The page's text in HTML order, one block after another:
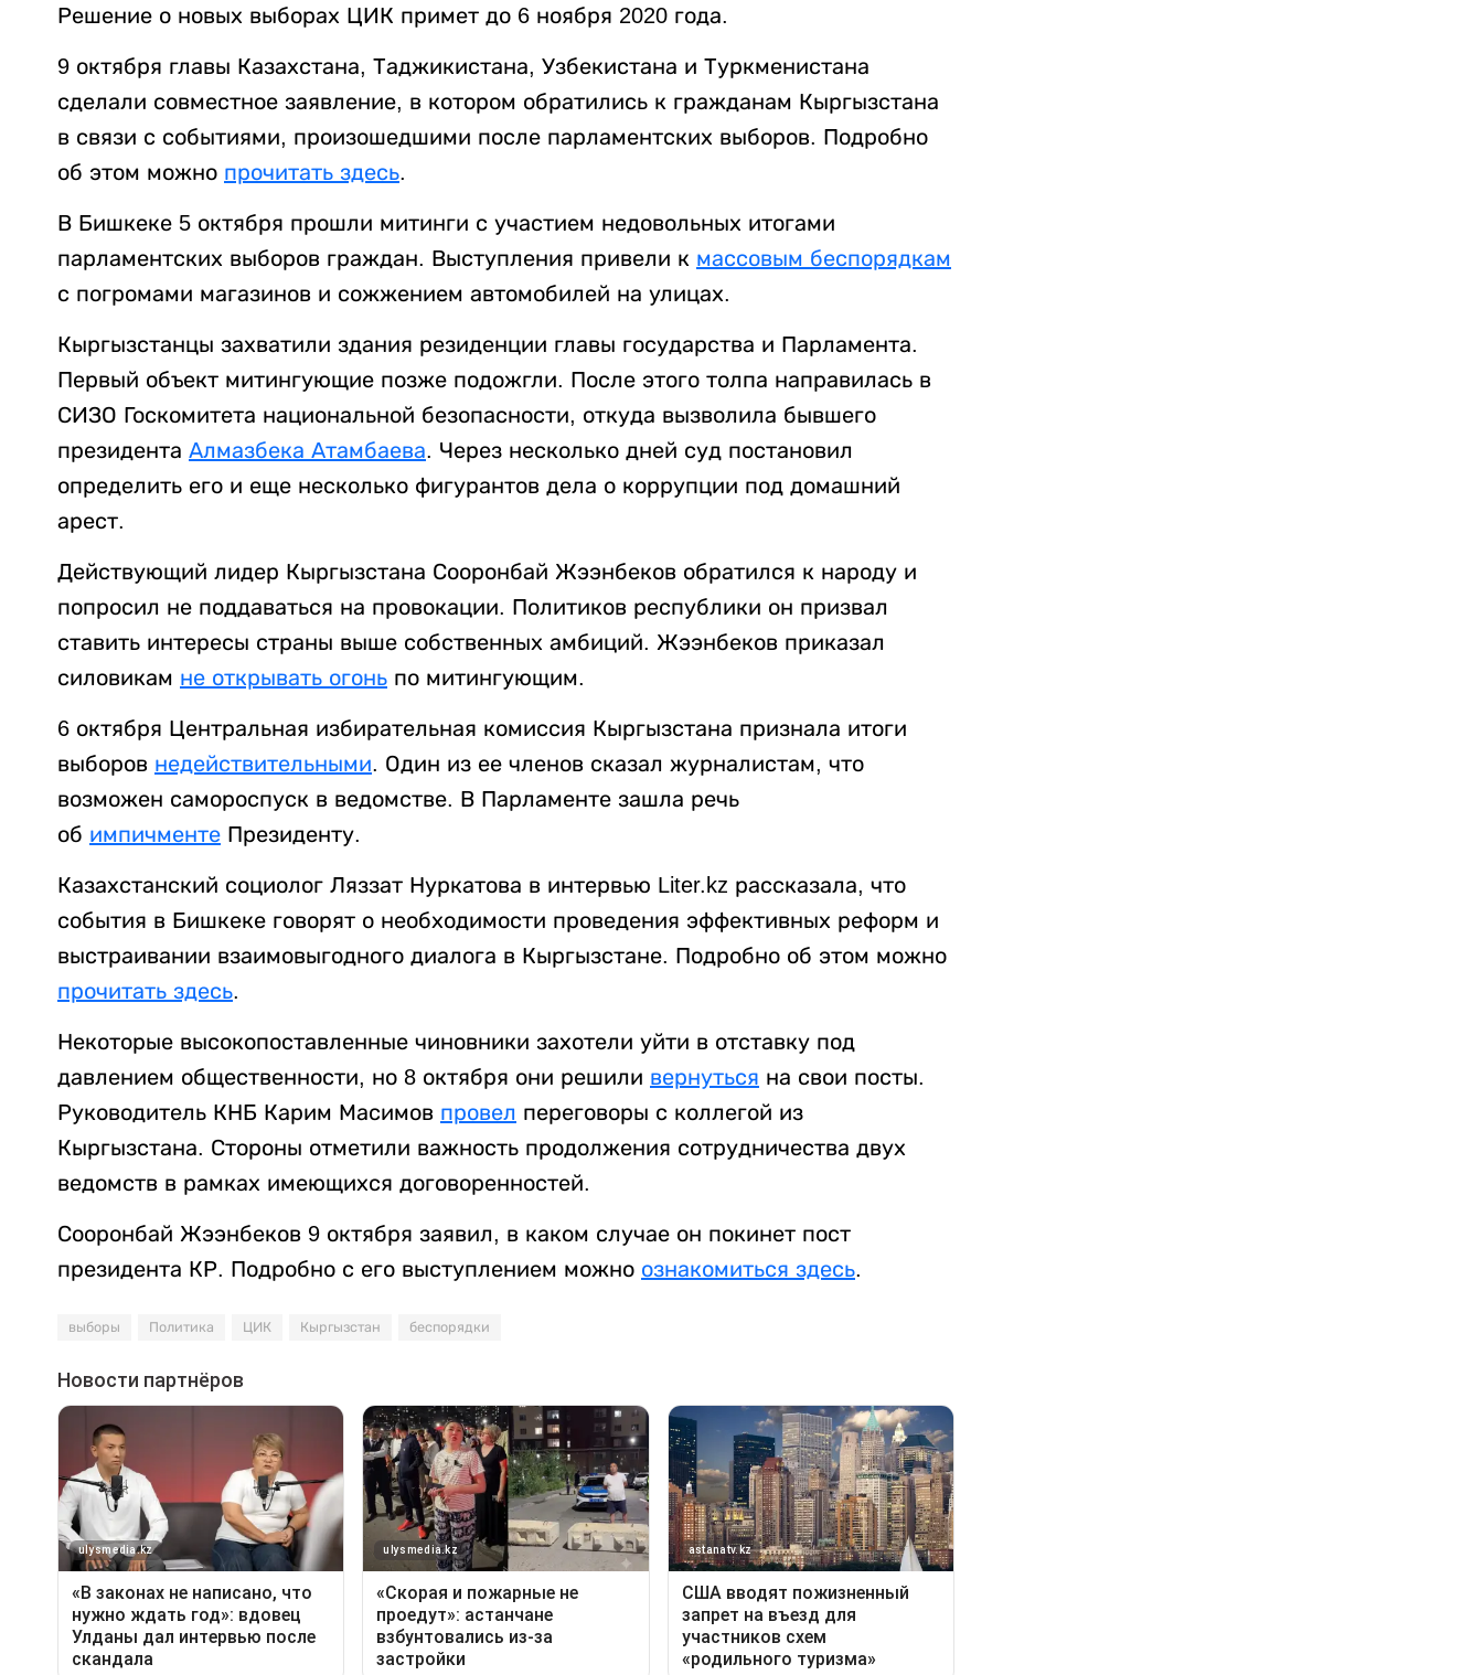
Решение о новых выборах ЦИК примет до 6 ноября 2020 года.
9 октября главы Казахстана, Таджикистана, Узбекистана и Туркменистана
сделали совместное заявление, в котором обратились к гражданам Кыргызстана
в связи с событиями, произошедшими после парламентских выборов. Подробно
об этом можно прочитать здесь.
В Бишкеке 5 октября прошли митинги с участием недовольных итогами
парламентских выборов граждан. Выступления привели к массовым беспорядкам
с погромами магазинов и сожжением автомобилей на улицах.
Кыргызстанцы захватили здания резиденции главы государства и Парламента.
Первый объект митингующие позже подожгли. После этого толпа направилась в
СИЗО Госкомитета национальной безопасности, откуда вызволила бывшего
президента Алмазбека Атамбаева. Через несколько дней суд постановил
определить его и еще несколько фигурантов дела о коррупции под домашний
арест.
Действующий лидер Кыргызстана Сооронбай Жээнбеков обратился к народу и
попросил не поддаваться на провокации. Политиков республики он призвал
ставить интересы страны выше собственных амбиций. Жээнбеков приказал
силовикам не открывать огонь по митингующим.
6 октября Центральная избирательная комиссия Кыргызстана признала итоги
выборов недействительными. Один из ее членов сказал журналистам, что
возможен самороспуск в ведомстве. В Парламенте зашла речь
об импичменте Президенту.
Казахстанский социолог Ляззат Нуркатова в интервью Liter.kz рассказала, что
события в Бишкеке говорят о необходимости проведения эффективных реформ и
выстраивании взаимовыгодного диалога в Кыргызстане. Подробно об этом можно
прочитать здесь.
Некоторые высокопоставленные чиновники захотели уйти в отставку под
давлением общественности, но 8 октября они решили вернуться на свои посты.
Руководитель КНБ Карим Масимов провел переговоры с коллегой из
Кыргызстана. Стороны отметили важность продолжения сотрудничества двух
ведомств в рамках имеющихся договоренностей.
Сооронбай Жээнбеков 9 октября заявил, в каком случае он покинет пост
президента КР. Подробно с его выступлением можно ознакомиться здесь.
выборы Политика ЦИК Кыргызстан беспорядки